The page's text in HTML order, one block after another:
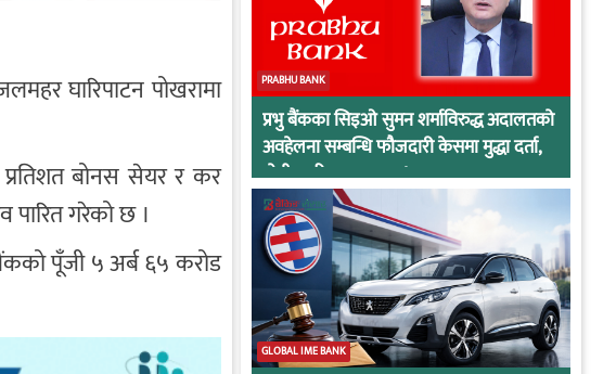
घारिपाटन पोखरामा
बोनस सेयर र कर
पारित गरेको छ ।
पूँजी ५ अर्ब ६५ करोड
PRABHU BANK
प्रभु बैंकका सिइओ सुमन शर्माविरुद्ध अदालतको
अवहेलना सम्बन्धि फौजदारी केसमा मुद्धा दर्ता,
दोषी ठहरिए जान्छ पद !
GLOBAL IME BANK